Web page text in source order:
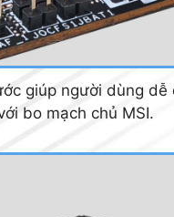
giúp người dùng dễ
bo mạch chủ MSI.